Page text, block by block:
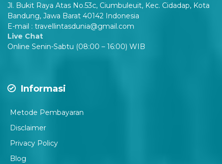
Jl. Bukit Raya Atas No.53c, Ciumbuleuit, Kec. Cidadap, Kota
Bandung, Jawa Barat 40142 Indonesia
E-mail : travellintasdunia@gmail.com
Live Chat
Online Senin-Sabtu (08:00 – 16:00) WIB
Informasi
Metode Pembayaran
Disclaimer
Privacy Policy
Blog